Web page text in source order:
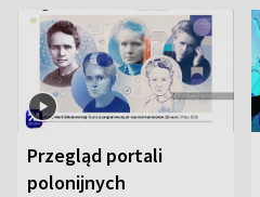
Przegląd portali
polonijnych